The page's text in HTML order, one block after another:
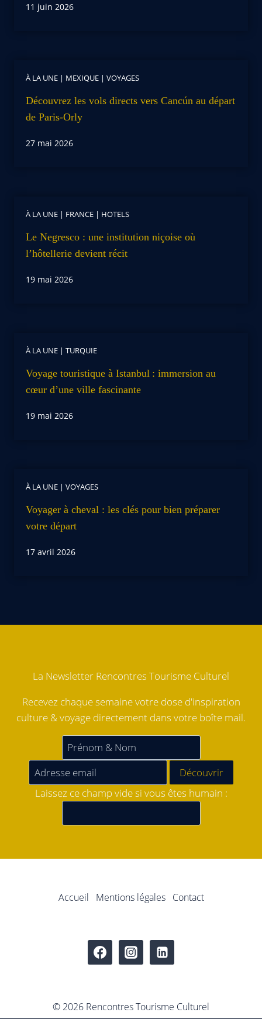
11 juin 2026
À LA UNE | MEXIQUE | VOYAGES
Découvrez les vols directs vers Cancún au départ
de Paris-Orly
27 mai 2026
À LA UNE | FRANCE | HOTELS
Le Negresco : une institution niçoise où
l’hôtellerie devient récit
19 mai 2026
À LA UNE | TURQUIE
Voyage touristique à Istanbul : immersion au
cœur d’une ville fascinante
19 mai 2026
À LA UNE | VOYAGES
Voyager à cheval : les clés pour bien préparer
votre départ
17 avril 2026
La Newsletter Rencontres Tourisme Culturel
Recevez chaque semaine votre dose d'inspiration
culture & voyage directement dans votre boîte mail.
Laissez ce champ vide si vous êtes humain :
Accueil Mentions légales Contact
© 2026 Rencontres Tourisme Culturel